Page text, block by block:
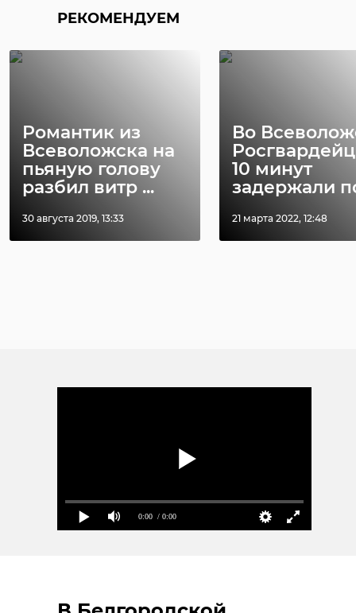
РЕКОМЕНДУЕМ
Романтик из
Всеволожска на
пьяную голову
разбил витр ...
30 августа 2019, 13:33
Во
10 минут
задержали
21 марта 2022, 12:48
0:00 / 0:00